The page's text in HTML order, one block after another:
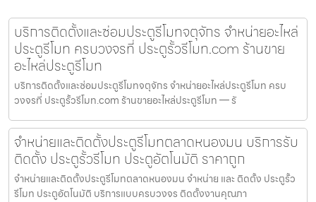
บริการติดตั้งและซ่อมประตูรีโมทจตุจักร จำหน่ายอะไหล่
ประตูรีโมท ครบวงจรที่ ประตูรั้วรีโมท.com ร้านขาย
อะไหล่ประตูรีโมท
บริการติดตั้งและซ่อมประตูรีโมทจตุจักร จำหน่ายอะไหล่ประตูรีโมท ครบ
วงจรที่ ประตูรั้วรีโมท.com ร้านขายอะไหล่ประตูรีโมท — รั
จำหน่ายและติดตั้งประตูรีโมทตลาดหนองมน บริการรับ
ติดตั้ง ประตูรั้วรีโมท ประตูอัตโนมัติ ราคาถูก
จำหน่ายและติดตั้งประตูรีโมทตลาดหนองมน จำหน่าย และ ติดตั้ง ประตูรั้ว
รีโมท ประตูอัตโนมัติ บริการแบบครบวงจร ติดตั้งงานคุณภา